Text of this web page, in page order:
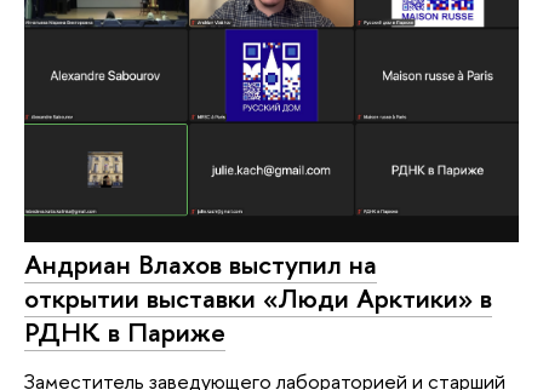
Андриан Влахов выступил на
открытии выставки «Люди Арктики» в
РДНК в Париже
Заместитель заведующего лабораторией и старший